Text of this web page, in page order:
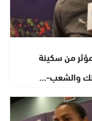
مؤثر من سكينة
والشعب-…